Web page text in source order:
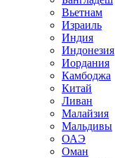
Вьетнам
Израиль
Индия
Индонезия
Иордания
Камбоджа
Китай
Ливан
Малайзия
Мальдивы
ОАЭ
Оман